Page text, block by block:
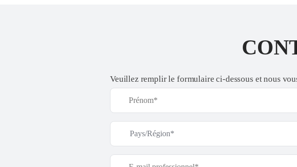
Veuillez remplir le formulaire ci-dessous et nous